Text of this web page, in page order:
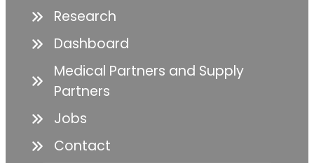
Research
Dashboard
Medical Partners and Supply
Partners
Jobs
Contact